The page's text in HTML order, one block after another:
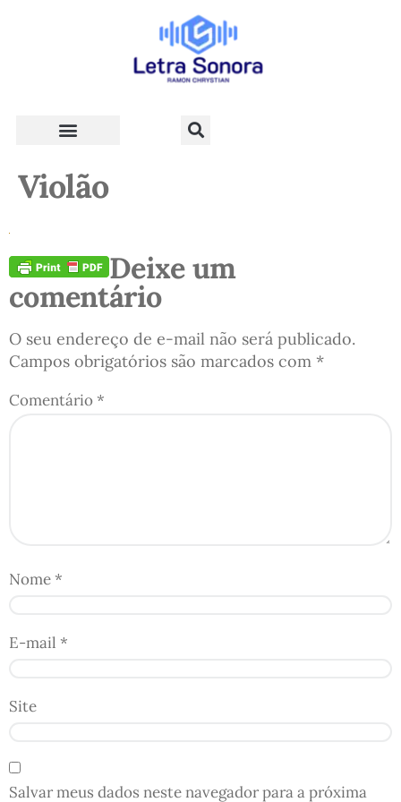
Violão
Deixe um
comentário
O seu endereço de e-mail não será publicado.
Campos obrigatórios são marcados com *
Comentário*
Nome*
E-mail *
Site
Salvar meus dados neste navegador para a próxima